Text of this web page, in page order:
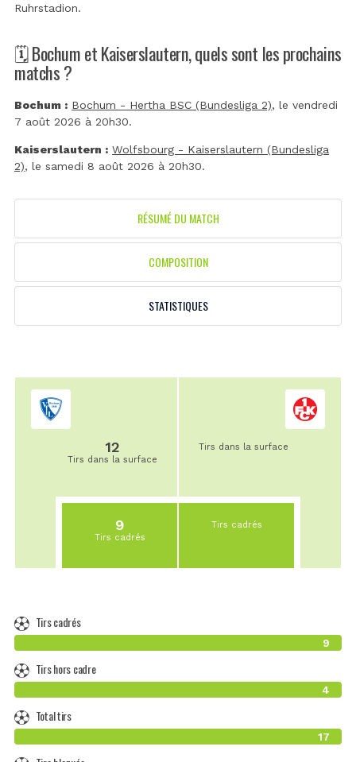
Ruhrstadion.
🗓️ Bochum et Kaiserslautern, quels sont les prochains
matchs ?
Bochum : Bochum - Hertha BSC (Bundesliga 2), le vendredi
7 août 2026 à 20h30.
Kaiserslautern : Wolfsbourg - Kaiserslautern (Bundesliga
2), le samedi 8 août 2026 à 20h30.
RÉSUMÉ DU MATCH
COMPOSITION
STATISTIQUES
12
Tirs dans la surface
9
Tirs cadrés
Tirs dans la surface
Tirs cadrés
Tirs cadrés
9
Tirs hors cadre
4
Total tirs
17